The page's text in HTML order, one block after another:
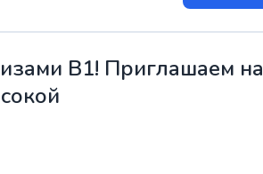
B1! Приглашаем на